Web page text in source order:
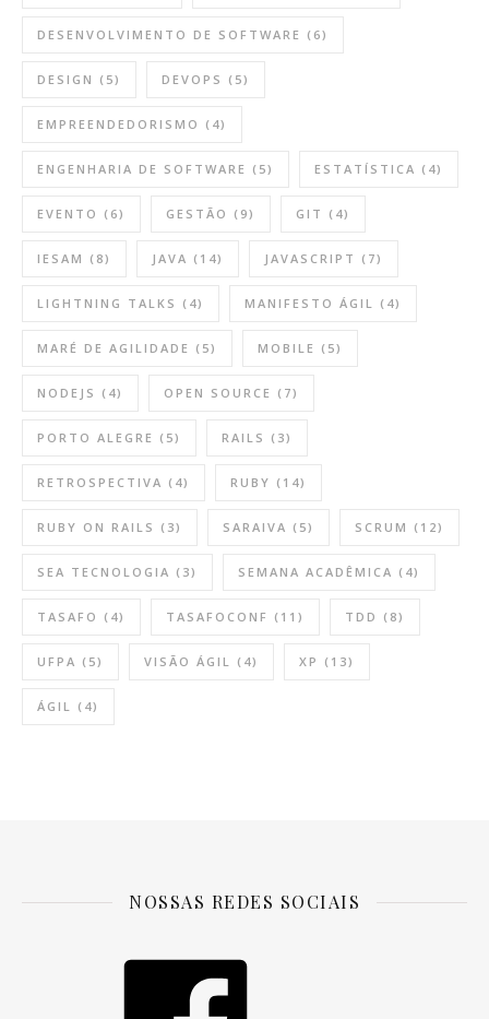
DESENVOLVIMENTO DE SOFTWARE (6)
DESIGN (5) DEVOPS (5)
EMPREENDEDORISMO (4)
ENGENHARIA DE SOFTWARE (5) ESTATÍSTICA (4)
EVENTO (6) GESTÃO (9) GIT (4)
IESAM (8) JAVA (14) JAVASCRIPT (7)
LIGHTNING TALKS (4) MANIFESTO ÁGIL (4)
MARÉ DE AGILIDADE (5) MOBILE (5)
NODEJS (4) OPEN SOURCE (7)
PORTO ALEGRE (5) RAILS (3)
RETROSPECTIVA (4) RUBY (14)
RUBY ON RAILS (3) SARAIVA (5) SCRUM (12)
SEA TECNOLOGIA (3) SEMANA ACADÊMICA (4)
TASAFO (4) TASAFOCONF (11) TDD (8)
UFPA (5) VISÃO ÁGIL (4) XP (13)
ÁGIL (4)
NOSSAS REDES SOCIAIS